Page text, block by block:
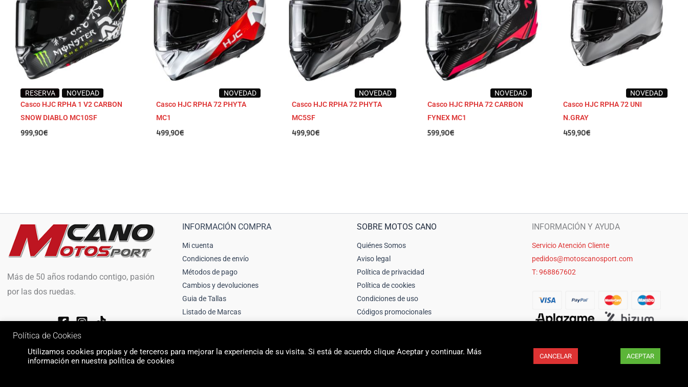
RESERVA
NOVEDAD
Casco HJC RPHA 1 V2 CARBON
SNOW DIABLO MC10SF
999,90€
NOVEDAD
Casco HJC RPHA 72 PHYTA
MC1
499,90€
NOVEDAD
Casco HJC RPHA 72 PHYTA
MC5SF
499,90€
NOVEDAD
Casco HJC RPHA 72 CARBON
FYNEX MC1
599,90€
NOVEDAD
Casco HJC RPHA 72 UNI
N.GRAY
459,90€
Más de 50 años rodando contigo, pasión
por las dos ruedas.
INFORMACIÓN COMPRA
Mi cuenta
Condiciones de envío
Métodos de pago
Cambios y devoluciones
Guia de Tallas
Listado de Marcas
SOBRE MOTOS CANO
Quiénes Somos
Aviso legal
Política de privacidad
Política de cookies
Condiciones de uso
Códigos promocionales
INFORMACIÓN Y AYUDA
Servicio Atención Cliente
pedidos@motoscanosport.com
T: 968867602
Política de Cookies
Utilizamos cookies propias y de terceros para mejorar la experiencia de su visita. Si está de acuerdo clique Aceptar y continuar. Más
información en nuestra política de cookies
CANCELAR ACEPTAR